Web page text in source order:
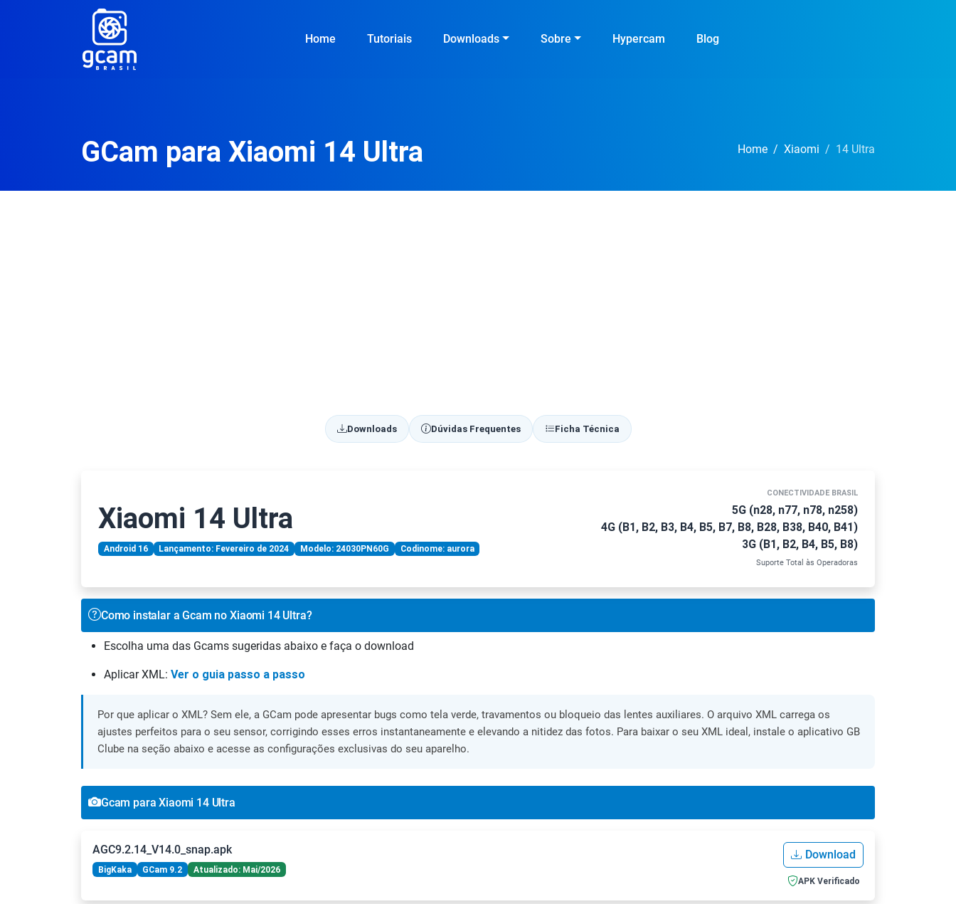
Home Tutoriais Downloads Sobre Hypercam Blog
GCam para Xiaomi 14 Ultra Home Xiaomi 14 Ultra
Downloads Dúvidas Frequentes Ficha Técnica
Xiaomi 14 Ultra
Android 16 Lançamento: Fevereiro de 2024 Modelo: 24030PN60G Codinome: aurora
CONECTIVIDADE BRASIL
5G (n28, n77, n78, n258)
4G (B1, B2, B3, B4, B5, B7, B8, B28, B38, B40, B41)
3G (B1, B2, B4, B5, B8)
Suporte Total às Operadoras
Como instalar a Gcam no Xiaomi 14 Ultra?
Escolha uma das Gcams sugeridas abaixo e faça o download
Aplicar XML: Ver o guia passo a passo
Por que aplicar o XML? Sem ele, a GCam pode apresentar bugs como tela verde, travamentos ou bloqueio das lentes auxiliares. O arquivo XML carrega os
ajustes perfeitos para o seu sensor, corrigindo esses erros instantaneamente e elevando a nitidez das fotos. Para baixar o seu XML ideal, instale o aplicativo GB
Clube na seção abaixo e acesse as configurações exclusivas do seu aparelho.
Gcam para Xiaomi 14 Ultra
AGC9.2.14_V14.0_snap.apk
BigKaka GCam 9.2 Atualizado: Mai/2026
Download
APK Verificado